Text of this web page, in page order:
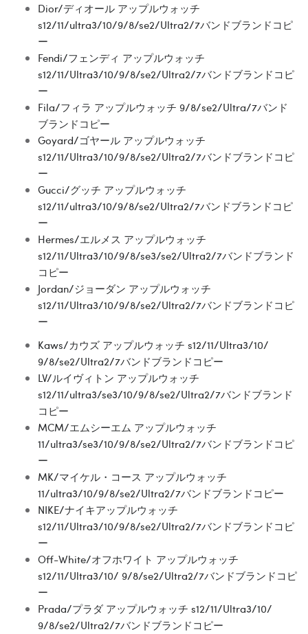
Dior/ディオール アップルウォッチ
s12/11/ultra3/10/9/8/se2/Ultra2/7バンドブランドコピ
ー
Fendi/フェンディ アップルウォッチ
s12/11/Ultra3/10/9/8/se2/Ultra2/7バンドブランドコピ
ー
Fila/フィラ アップルウォッチ 9/8/se2/Ultra/7バンド
ブランドコピー
Goyard/ゴヤール アップルウォッチ
s12/11/Ultra3/10/9/8/se2/Ultra2/7バンドブランドコピ
ー
Gucci/グッチ アップルウォッチ
s12/11/ultra3/10/9/8/se2/Ultra2/7バンドブランドコピ
ー
Hermes/エルメス アップルウォッチ
s12/11/Ultra3/10/9/8/se3/se2/Ultra2/7バンドブランド
コピー
Jordan/ジョーダン アップルウォッチ
s12/11/Ultra3/10/9/8/se2/Ultra2/7バンドブランドコピ
ー
Kaws/カウズ アップルウォッチ s12/11/Ultra3/10/
9/8/se2/Ultra2/7バンドブランドコピー
LV/ルイヴィトン アップルウォッチ
s12/11/ultra3/se3/10/9/8/se2/Ultra2/7バンドブランド
コピー
MCM/エムシーエム アップルウォッチ
11/ultra3/se3/10/9/8/se2/Ultra2/7バンドブランドコピ
ー
MK/マイケル・コース アップルウォッチ
11/ultra3/10/9/8/se2/Ultra2/7バンドブランドコピー
NIKE/ナイキアップルウォッチ
s12/11/Ultra3/10/9/8/se2/Ultra2/7バンドブランドコピ
ー
Off-White/オフホワイト アップルウォッチ
s12/11/Ultra3/10/ 9/8/se2/Ultra2/7バンドブランドコピ
ー
Prada/プラダ アップルウォッチ s12/11/Ultra3/10/
9/8/se2/Ultra2/7バンドブランドコピー